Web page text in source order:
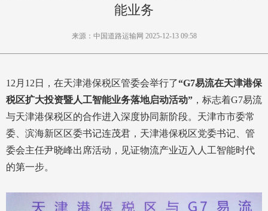
能业务
来源：中国道路运输网 2025-12-13 09:58
12月12日，在天津港保税区管委会举行了“G7易流在天津港保
税区扩大投资暨人工智能业务落地启动活动” ，标志着G7易流
与天津港保税区的合作进入深度协同新阶段。天津市市委常
委、滨海新区区委书记连茂君，天津港保税区党委书记、管
委会主任尹晓峰出席活动，见证物流产业迈入人工智能时代
的第一步。